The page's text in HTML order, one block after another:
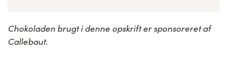
Chokoladen brugt i denne opskrift er sponsoreret af
Callebaut.